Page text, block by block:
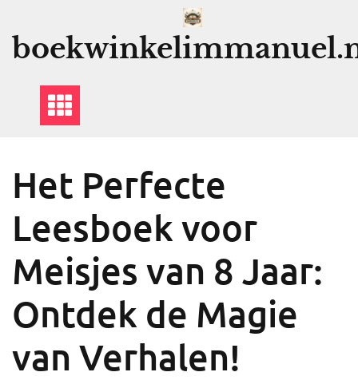
Het Perfecte
Leesboek voor
Meisjes van 8 Jaar:
Ontdek de Magie
van Verhalen!